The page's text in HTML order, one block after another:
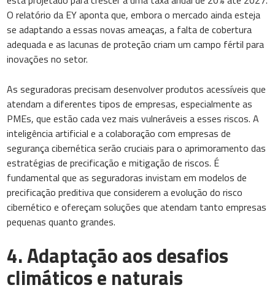
O relatório da EY aponta que, embora o mercado ainda esteja
se adaptando a essas novas ameaças, a falta de cobertura
adequada e as lacunas de proteção criam um campo fértil para
inovações no setor.
As seguradoras precisam desenvolver produtos acessíveis que
atendam a diferentes tipos de empresas, especialmente as
PMEs, que estão cada vez mais vulneráveis a esses riscos. A
inteligência artificial e a colaboração com empresas de
segurança cibernética serão cruciais para o aprimoramento das
estratégias de precificação e mitigação de riscos. É
fundamental que as seguradoras invistam em modelos de
precificação preditiva que considerem a evolução do risco
cibernético e ofereçam soluções que atendam tanto empresas
pequenas quanto grandes.
4. Adaptação aos desafios
climáticos e naturais